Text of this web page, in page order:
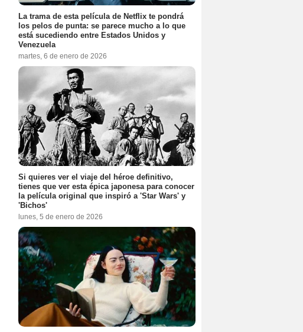
La trama de esta película de Netflix te pondrá
los pelos de punta: se parece mucho a lo que
está sucediendo entre Estados Unidos y
Venezuela
martes, 6 de enero de 2026
Si quieres ver el viaje del héroe definitivo,
tienes que ver esta épica japonesa para conocer
la película original que inspiró a 'Star Wars' y
'Bichos'
lunes, 5 de enero de 2026